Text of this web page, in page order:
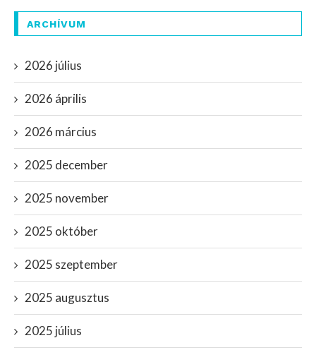
ARCHÍVUM
2026 július
2026 április
2026 március
2025 december
2025 november
2025 október
2025 szeptember
2025 augusztus
2025 július